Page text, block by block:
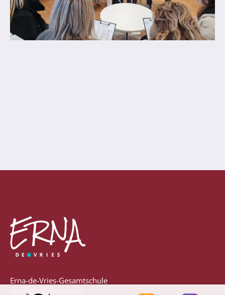
Differenzierung
Inklusion
Laufbahn und Abschlüsse
FHR und Abitur
Qualifikationsphase
Erna-de-Vries-Gesamtschule
Am Sportzentrum 22